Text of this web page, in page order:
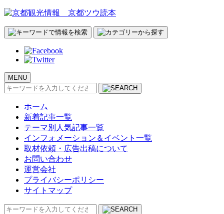
MENU
検
ホーム
新着記事一覧
テーマ別人気記事一覧
インフォメーション＆イベント一覧
取材依頼・広告出稿について
お問い合わせ
運営会社
プライバシーポリシー
サイトマップ
検